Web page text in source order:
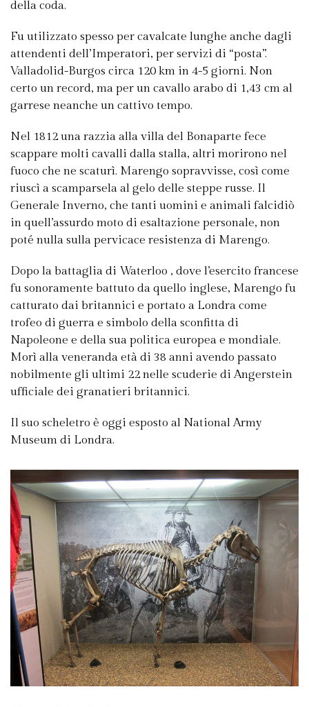
della coda.
Fu utilizzato spesso per cavalcate lunghe anche dagli
attendenti dell’Imperatori, per servizi di “posta”.
Valladolid-Burgos circa 120 km in 4-5 giorni. Non
certo un record, ma per un cavallo arabo di 1,43 cm al
garrese neanche un cattivo tempo.
Nel 1812 una razzia alla villa del Bonaparte fece
scappare molti cavalli dalla stalla, altri morirono nel
fuoco che ne scaturì. Marengo sopravvisse, così come
riuscì a scamparsela al gelo delle steppe russe. Il
Generale Inverno, che tanti uomini e animali falcidiò
in quell’assurdo moto di esaltazione personale, non
poté nulla sulla pervicace resistenza di Marengo.
Dopo la battaglia di Waterloo , dove l’esercito francese
fu sonoramente battuto da quello inglese, Marengo fu
catturato dai britannici e portato a Londra come
trofeo di guerra e simbolo della sconfitta di
Napoleone e della sua politica europea e mondiale.
Morì alla veneranda età di 38 anni avendo passato
nobilmente gli ultimi 22 nelle scuderie di Angerstein
ufficiale dei granatieri britannici.
Il suo scheletro è oggi esposto al National Army
Museum di Londra.